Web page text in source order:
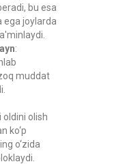
bu esa
ega joylarda
:
muddat
oldini olish
ko‘p
o‘zida